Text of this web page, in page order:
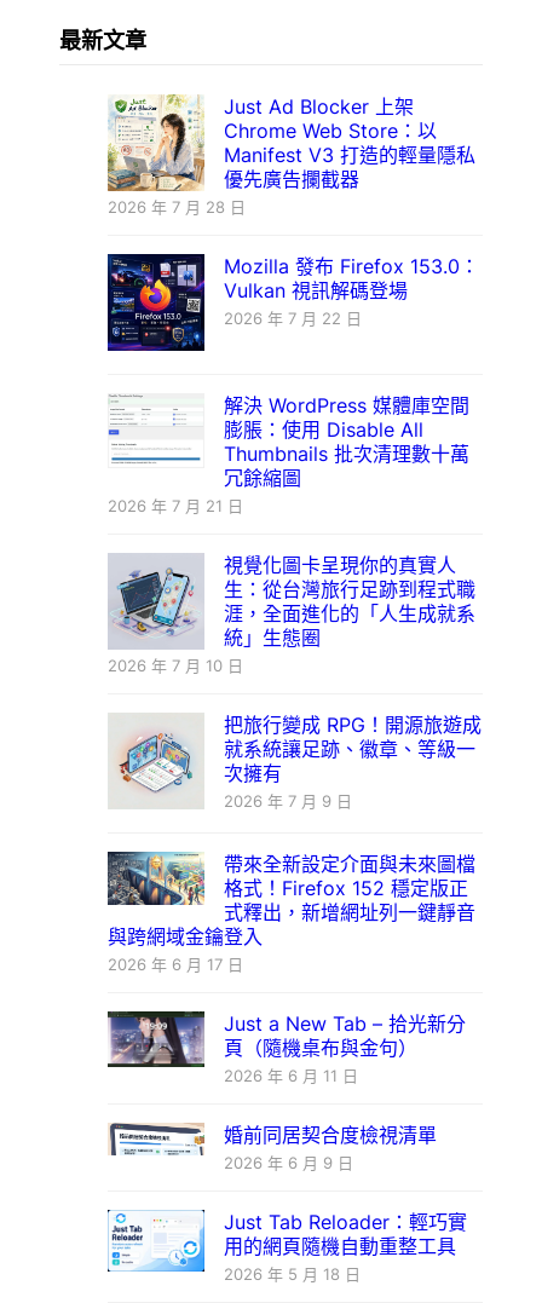
最新文章
Just Ad Blocker 上架
Chrome Web Store：以
Manifest V3 打造的輕量隱私
優先廣告攔截器
2026 年 7 月 28 日
Mozilla 發布 Firefox 153.0：
Vulkan 視訊解碼登場
2026 年 7 月 22 日
解決 WordPress 媒體庫空間
膨脹：使用 Disable All
Thumbnails 批次清理數十萬
冗餘縮圖
2026 年 7 月 21 日
視覺化圖卡呈現你的真實人
生：從台灣旅行足跡到程式職
涯，全面進化的「人生成就系
統」生態圈
2026 年 7 月 10 日
把旅行變成 RPG！開源旅遊成
就系統讓足跡、徽章、等級一
次擁有
2026 年 7 月 9 日
帶來全新設定介面與未來圖檔
格式！Firefox 152 穩定版正
式釋出，新增網址列一鍵靜音
與跨網域金鑰登入
2026 年 6 月 17 日
Just a New Tab – 拾光新分
頁（隨機桌布與金句）
2026 年 6 月 11 日
婚前同居契合度檢視清單
2026 年 6 月 9 日
Just Tab Reloader：輕巧實
用的網頁隨機自動重整工具
2026 年 5 月 18 日